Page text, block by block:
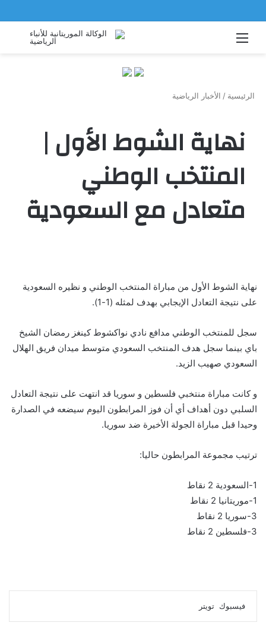
القائمة
الرئيسية / الأخبار الرياضية
نهاية الشوط الأول |
المنتخب الوطني
متعادل مع السعودية
نهاية الشوط الأول من مباراة المنتخب الوطني و نظيره السعودية
على نتيجة التعادل الإيجابي بهدف لمثله (1-1).
سجل للمنتخب الوطني مدافع نادي نواكشوط كينغز رمضان الشيخ
باي بينما سجل هدف المنتخب السعودي متوسط ميدان فريق الهلال
السعودي صهيب الزيد.
و كانت مباراة منتخبي فلسطين و سوريا قد انتهت على نتيجة التعادل
السلبي دون أهداف أي أن فوز المرابطون اليوم سيضعه في الصدارة
وحيدا قبل مباراة الجولة الأخيرة ضد سوريا.
ترتيب مجموعة المرابطون حاليا:
1-السعودية 2 نقاط
1-موريتانيا 2 نقاط
3-سوريا 2 نقاط
3-فلسطين 2 نقاط
فيسبوك تويتر